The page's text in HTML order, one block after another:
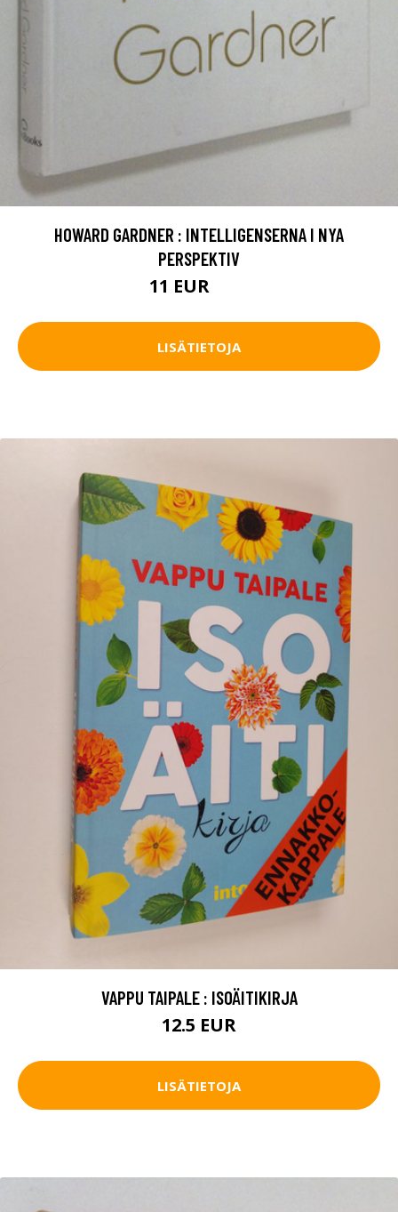
HOWARD GARDNER : INTELLIGENSERNA I NYA
PERSPEKTIV
11 EUR
LISÄTIETOJA
VAPPU TAIPALE : ISOÄITIKIRJA
12.5 EUR
LISÄTIETOJA